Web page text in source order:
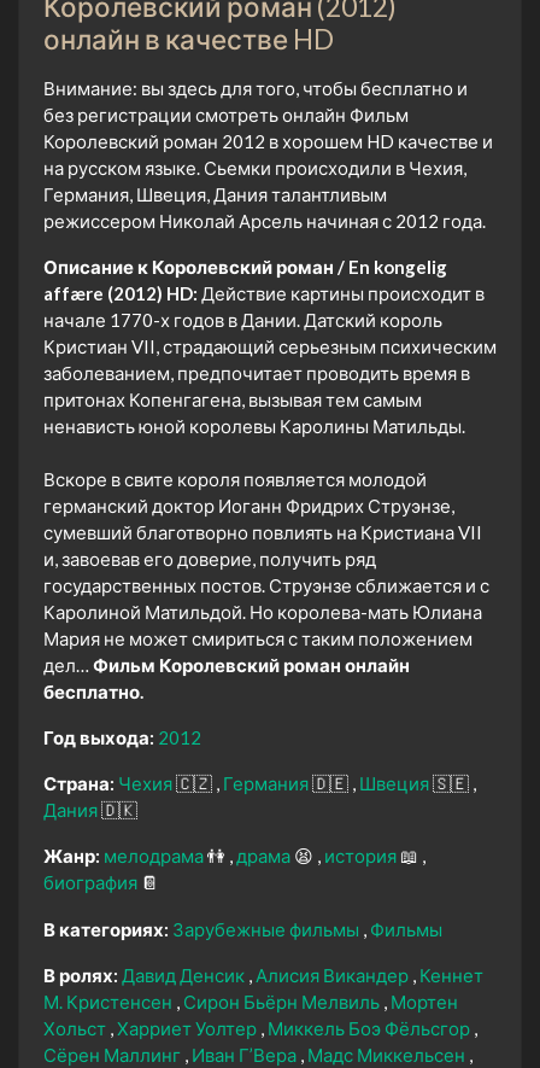
онлайн в качестве HD
Внимание: вы здесь для того, чтобы бесплатно и
без регистрации смотреть онлайн Фильм
Королевский роман 2012 в хорошем HD качестве и
на русском языке. Сьемки происходили в Чехия,
Германия, Швеция, Дания талантливым
режиссером Николай Арсель начиная с 2012 года.
Описание к Королевский роман / En kongelig
affære (2012) HD: Действие картины происходит в
начале 1770-х годов в Дании. Датский король
Кристиан VII, страдающий серьезным психическим
заболеванием, предпочитает проводить время в
притонах Копенгагена, вызывая тем самым
ненависть юной королевы Каролины Матильды.
Вскоре в свите короля появляется молодой
германский доктор Иоганн Фридрих Струэнзе,
сумевший благотворно повлиять на Кристиана VII
и, завоевав его доверие, получить ряд
государственных постов. Струэнзе сближается и с
Каролиной Матильдой. Но королева-мать Юлиана
Мария не может смириться с таким положением
дел… Фильм Королевский роман онлайн
бесплатно.
Год выхода: 2012
Страна: Чехия🇨🇿 Германия🇩🇪 Швеция🇸🇪
Дания🇩🇰
Жанр: мелодрама👫 драма 😫 история 📖
биография 📔
В категориях: Зарубежные фильмы Фильмы
В ролях: Давид Денсик Алисия Викандер Кеннет
М. Кристенсен
Сирон Бьёрн Мелвиль Мортен
Хольст Харриет Уолтер Миккель Боэ Фёльсгор
Сёрен Маллинг Иван Г’Вера Мадс Миккельсен